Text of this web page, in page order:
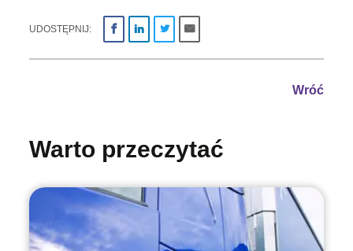
UDOSTĘPNIJ:
Wróć
Warto przeczytać